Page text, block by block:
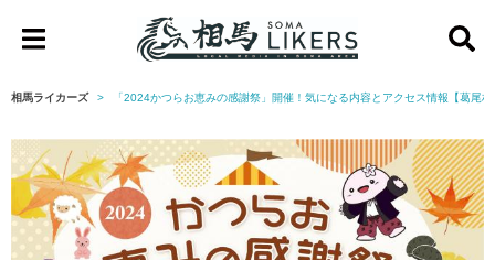
馬
イ
カ
ー
ズ
相馬ライカーズ 「2024かつらお恵みの感謝祭」開催！気になる内容とアクセス情報【葛尾村